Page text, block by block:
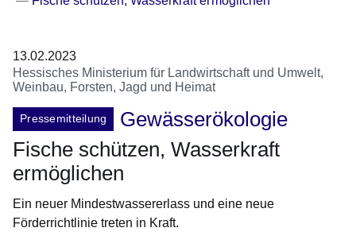
13.02.2023
Hessisches Ministerium für Landwirtschaft und Umwelt,
Weinbau, Forsten, Jagd und Heimat
Pressemitteilung
Gewässerökologie
Fische schützen, Wasserkraft
ermöglichen
Ein neuer Mindestwassererlass und eine neue
Förderrichtlinie treten in Kraft.